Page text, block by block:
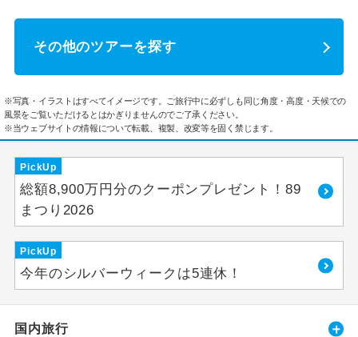
その他のツアーを探す
※写真・イラストはすべてイメージです。ご旅行中に必ずしも同じ角度・高度・天候での
風景をご覧いただけるとはかぎりませんのでご了承ください。
※当ウェブサイトの情報について転載、複製、改変等を固く禁じます。
PickUp
総額8,900万円分のクーポンプレゼント！89
まつり2026
PickUp
今年のシルバーウィークは5連休！
国内旅行